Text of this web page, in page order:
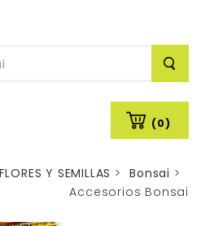
(0)
Y SEMILLAS > Bonsai >
Accesorios Bonsai